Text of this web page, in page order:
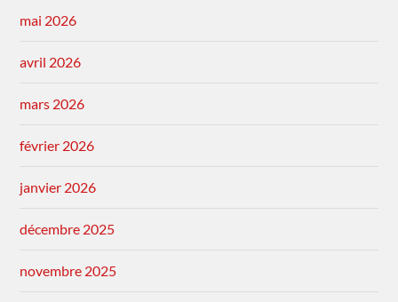
mai 2026
avril 2026
mars 2026
février 2026
janvier 2026
décembre 2025
novembre 2025